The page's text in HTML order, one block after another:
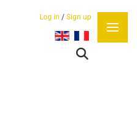
Log in / Sign up
Sélectionnez votre